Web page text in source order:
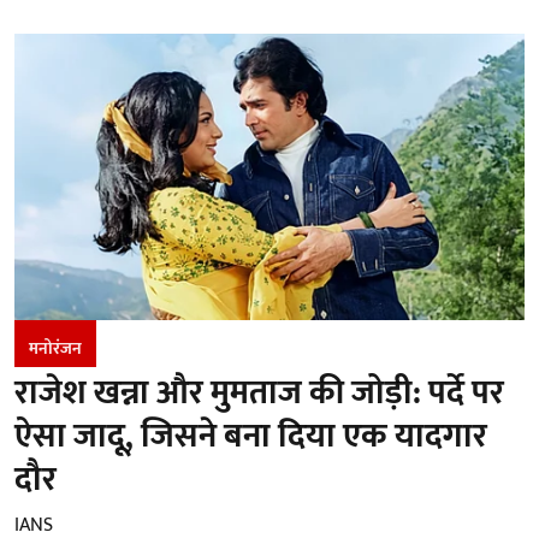
मनोरंजन
राजेश खन्ना और मुमताज की जोड़ी: पर्दे पर
ऐसा जादू, जिसने बना दिया एक यादगार
दौर
IANS